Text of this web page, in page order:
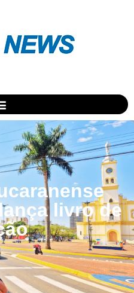
livro de